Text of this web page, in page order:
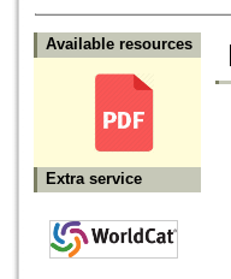
Available resources
Extra service